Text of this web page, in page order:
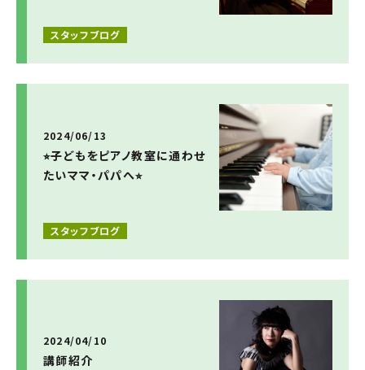
スタッフブログ
2024/06/13
スタッフブログ
⭐︎子どもをピアノ教室に通わせ
たいママ・パパへ⭐︎
2024/04/10
講師紹介